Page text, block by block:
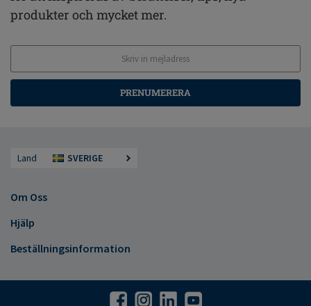
produkter och mycket mer.
PRENUMERERA
Land SVERIGE
Om Oss
Hjälp
Beställningsinformation